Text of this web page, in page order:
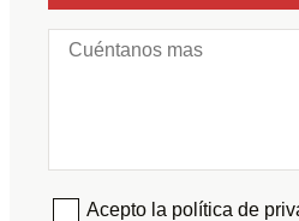
Acepto la política de